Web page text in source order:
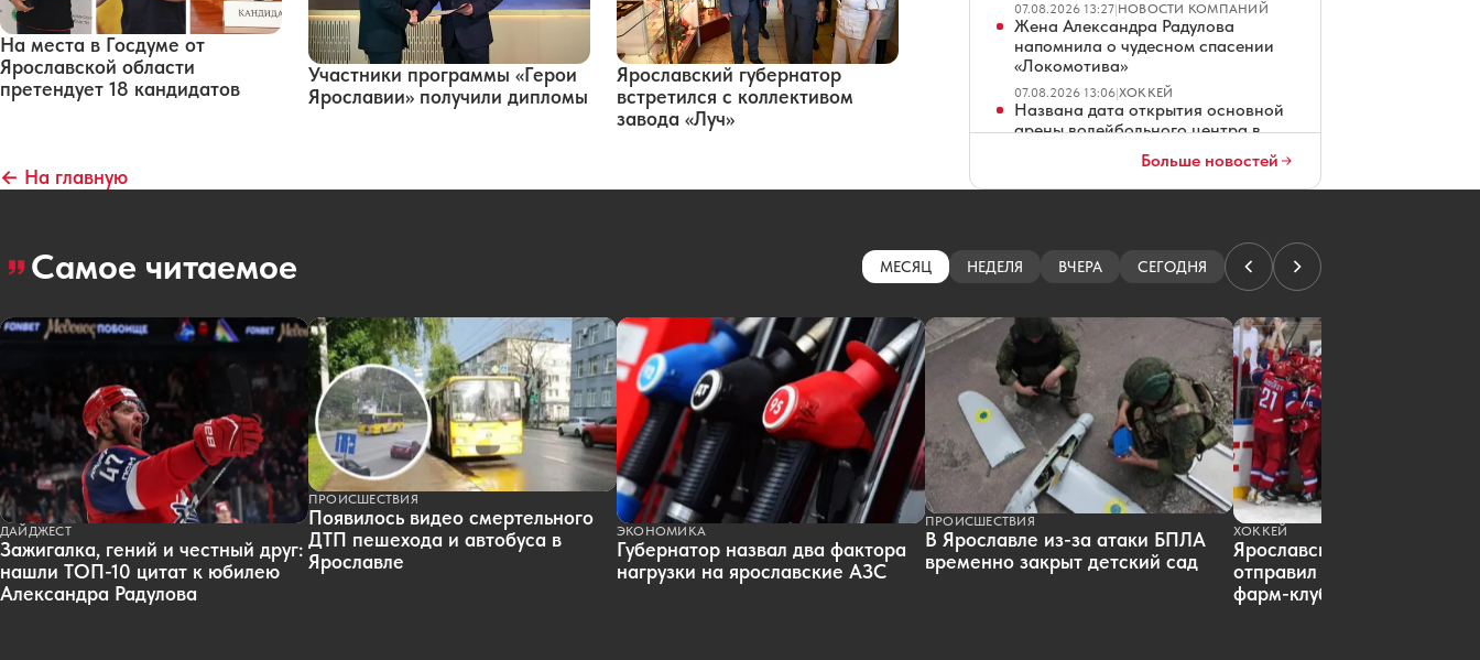
На места в Госдуме от
Ярославской области
претендует 18 кандидатов
Участники программы «Герои
Ярославии» получили дипломы
Ярославский губернатор
встретился с коллективом
завода «Луч»
← На главную
07.08.2026 13:27|НОВОСТИ КОМПАНИЙ
Жена Александра Радулова
напомнила о чудесном спасении
«Локомотива»
07.08.2026 13:06|ХОККЕЙ
Названа дата открытия основной
арены волейбольного центра в
Ярославцу грозит пожизненный
Победителям забега в Ярославле
вручат бетонную крышку люка
Ярославец не смог оспорить штраф
и пени от каршеринговой компании
07.08.2026 11:37 ПРОИСШЕСТВИЯ
В Ярославле вода в доме стала по-
настоящему горячей после жалобы
в прокуратуру
07.08.2026 11:07|ЖКХ
В Ярославском зоопарке родилась
европейская лань
07.08.2026 10:55|ПРИРОДА
В Ярославской области жители
купили 74-летнему дворнику
электровелосипед
Больше новостей
Самое читаемое МЕСЯЦ НЕДЕЛЯ ВЧЕРА СЕГОДНЯ
ДАЙДЖЕСТ
Зажигалка, гений и честный друг:
нашли ТОП-10 цитат к юбилею
Александра Радулова
ПРОИСШЕСТВИЯ
Появилось видео смертельного
ДТП пешехода и автобуса в
Ярославле
ЭКОНОМИКА
Губернатор назвал два фактора
нагрузки на ярославские АЗС
ПРОИСШЕСТВИЯ
В Ярославле из-за атаки БПЛА
временно закрыт детский сад
ХОККЕЙ
Ярославский «Локомотив»
отправил пятерых
фарм-клуб